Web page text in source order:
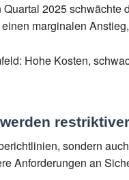
2025
marginalen
Hohe Kosten,
restriktiver
sondern
Anforderungen an